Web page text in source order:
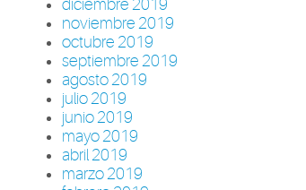
diciembre 2019
noviembre 2019
octubre 2019
septiembre 2019
agosto 2019
julio 2019
junio 2019
mayo 2019
abril 2019
marzo 2019